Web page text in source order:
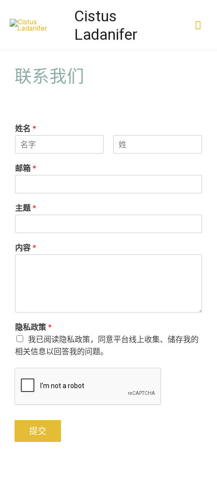
Cistus
Ladanifer
联系我们
姓名 *
一
页
邮箱 *
主题 *
内容 *
隐私政策 *
我已阅读隐私政策，同意平台线上收集、储存我的
相关信息以回答我的问题。
提交